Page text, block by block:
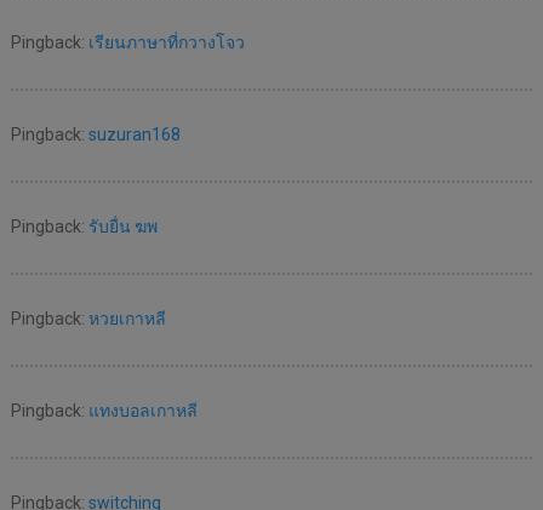
Pingback: เรียนภาษาที่กวางโจว
Pingback: suzuran168
Pingback: รับยื่น ฆพ
Pingback: หวยเกาหลี
Pingback: แทงบอลเกาหลี
Pingback: switching